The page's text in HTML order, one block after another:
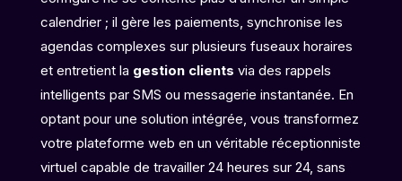
calendrier ; il gère les paiements, synchronise les
agendas complexes sur plusieurs fuseaux horaires
et entretient la gestion clients via des rappels
intelligents par SMS ou messagerie instantanée. En
optant pour une solution intégrée, vous transformez
votre plateforme web en un véritable réceptionniste
virtuel capable de travailler 24 heures sur 24, sans